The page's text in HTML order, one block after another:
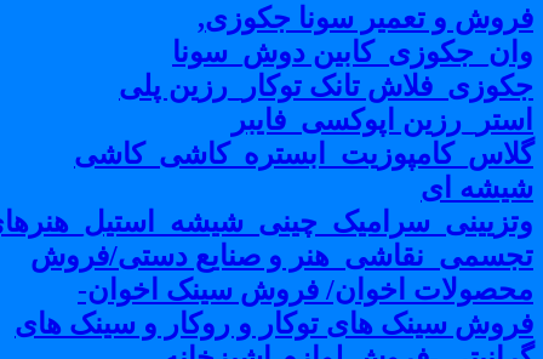
و تعمیر سونا جکوزی,
دوش_سونا
تانک توکار_رزین پلی
اپوکسی_فایبر
ای
و صنایع دستی/فروش
اخوان/ فروش سینک اخوان-
سینک های توکار و روکار و سینک های